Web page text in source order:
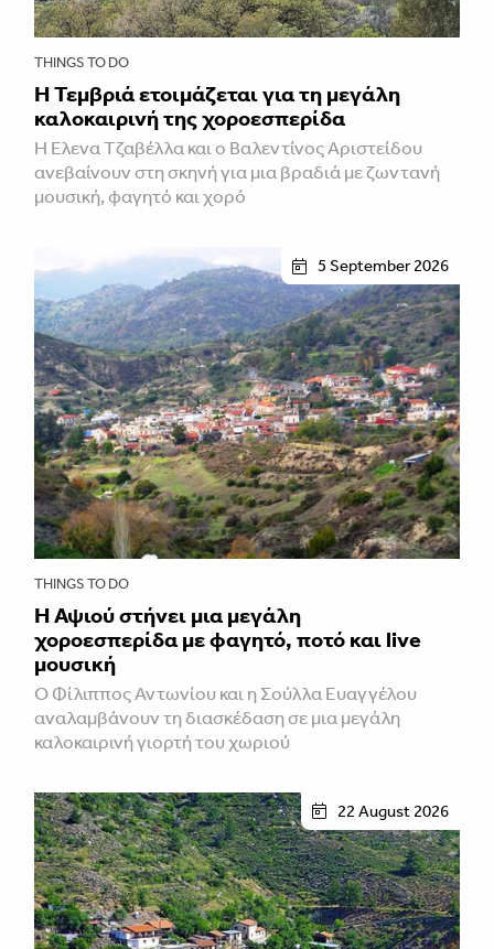
THINGS TO DO
Η Τεμβριά ετοιμάζεται για τη μεγάλη
καλοκαιρινή της χοροεσπερίδα
Η Έλενα Τζαβέλλα και ο Βαλεντίνος Αριστείδου
ανεβαίνουν στη σκηνή για μια βραδιά με ζωντανή
μουσική, φαγητό και χορό
5 September 2026
THINGS TO DO
Η Αψιού στήνει μια μεγάλη
χοροεσπερίδα με φαγητό, ποτό και live
μουσική
Ο Φίλιππος Αντωνίου και η Σούλλα Ευαγγέλου
αναλαμβάνουν τη διασκέδαση σε μια μεγάλη
καλοκαιρινή γιορτή του χωριού
22 August 2026